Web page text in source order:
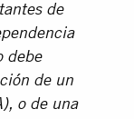
de
debe
de un
o de una